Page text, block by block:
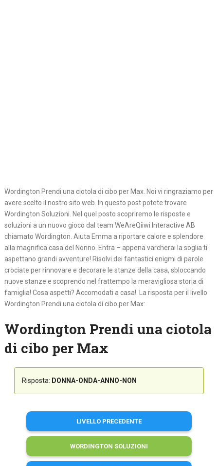
Wordington Prendi una ciotola di cibo per Max. Noi vi ringraziamo per
avere scelto il nostro sito web. In questo post potete trovare
Wordington Soluzioni. Nel quel posto scopriremo le risposte e
soluzioni a un nuovo gioco dal team WeAreQiiwi Interactive AB
chiamato Wordington. Aiuta Emma a riportare calore e splendore
alla magnifica casa del Nonno. Entra – appena varcherai la soglia ti
aspettano grandi avventure! Risolvi dei fantastici enigmi di parole
crociate per rinnovare e decorare le stanze della casa, sbloccando
nuove stanze e scoprendo nel frattempo la meravigliosa storia di
famiglia! Cosa aspetti? Accomodati a casa!. La risposta per il livello
Wordington Prendi una ciotola di cibo per Max:
Wordington Prendi una ciotola
di cibo per Max
Risposta: DONNA-ONDA-ANNO-NON
LIVELLO PRECEDENTE
WORDINGTON SOLUZIONI